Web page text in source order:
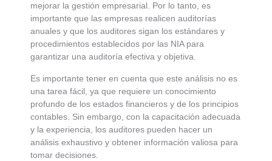
mejorar la gestión empresarial. Por lo tanto, es
importante que las empresas realicen auditorías
anuales y que los auditores sigan los estándares y
procedimientos establecidos por las NIA para
garantizar una auditoría efectiva y objetiva.
Es importante tener en cuenta que este análisis no es
una tarea fácil, ya que requiere un conocimiento
profundo de los estados financieros y de los principios
contables. Sin embargo, con la capacitación adecuada
y la experiencia, los auditores pueden hacer un
análisis exhaustivo y obtener información valiosa para
tomar decisiones.